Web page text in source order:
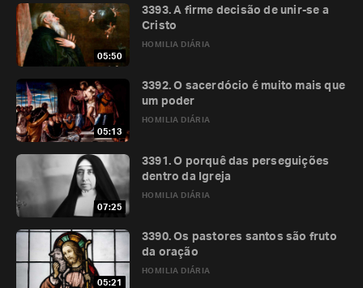
05:50
HOMILIA DIÁRIA
3393. A firme decisão de unir-se a
Cristo
05:13
HOMILIA DIÁRIA
3392. O sacerdócio é muito mais que
um poder
07:25
HOMILIA DIÁRIA
3391. O porquê das perseguições
dentro da Igreja
05:21
HOMILIA DIÁRIA
3390. Os pastores santos são fruto
da oração